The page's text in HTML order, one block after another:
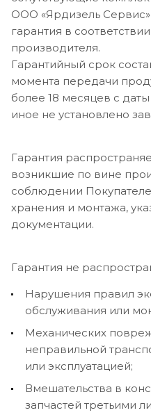
ООО «Ярдизель
гарантия в
производителя.
Гарантийный срок
момента передачи
более 18 месяцев с
иное не установлено
Гарантия
возникшие по вине
соблюдении
хранения и монтажа,
документации.
Гарантия не
Нарушения правил
обслуживания или
Механических
неправильной
или эксплуатацией;
Вмешательства в
запчастей третьими